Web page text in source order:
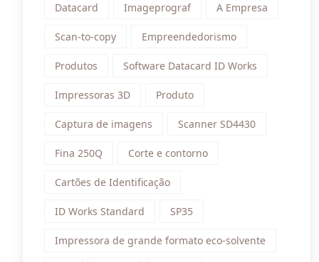
Datacard Imageprograf A Empresa
Scan-to-copy Empreendedorismo
Produtos Software Datacard ID Works
Impressoras 3D Produto
Captura de imagens Scanner SD4430
Fina 250Q Corte e contorno
Cartões de Identificação
ID Works Standard SP35
Impressora de grande formato eco-solvente